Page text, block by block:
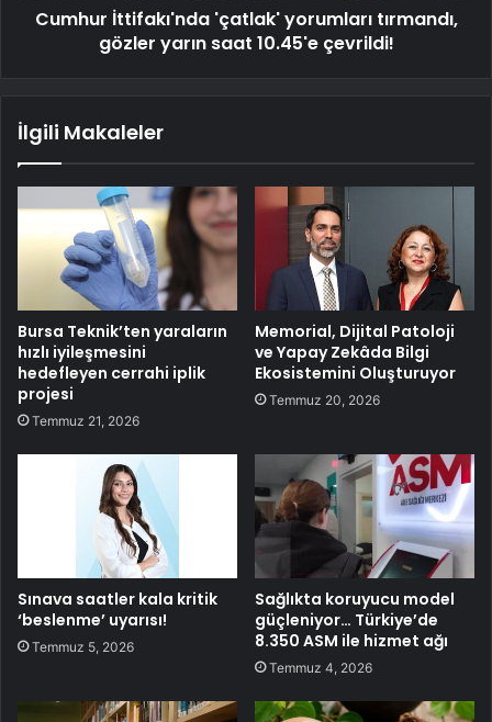
Cumhur İttifakı'nda 'çatlak' yorumları tırmandı,
gözler yarın saat 10.45'e çevrildi!
İlgili Makaleler
Bursa Teknik’ten yaraların
hızlı iyileşmesini
hedefleyen cerrahi iplik
projesi
Temmuz 21, 2026
Memorial, Dijital Patoloji
ve Yapay Zekâda Bilgi
Ekosistemini Oluşturuyor
Temmuz 20, 2026
Sınava saatler kala kritik
‘beslenme’ uyarısı!
Temmuz 5, 2026
Sağlıkta koruyucu model
güçleniyor… Türkiye’de
8.350 ASM ile hizmet ağı
Temmuz 4, 2026